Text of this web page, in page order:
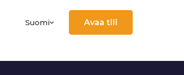
Suomi Avaa tili